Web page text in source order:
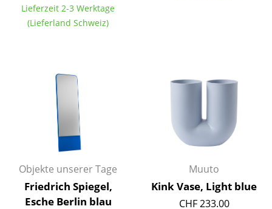
Beistell- & Rollcontainer
Kleinaufbewahrung
Einzelteile
... alle Aufbewahrungsmöbel
Licht
Hängeleuchten & Deckenleuchten
Lieferzeit 2-3 Werktage
(Lieferland Schweiz)
Objekte unserer Tage
Friedrich Spiegel,
Esche Berlin blau
Muuto
Kink Vase, Light blue
CHF 233.00